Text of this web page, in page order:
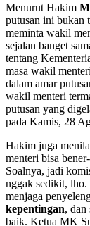
Menurut Hakim
putusan ini bukan
meminta wakil
sejalan banget
tentang
masa wakil
dalam amar
wakil menteri
putusan yang
pada Kamis, 28
Hakim juga
menteri bisa
Soalnya, jadi
nggak sedikit, lho.
menjaga
kepentingan, dan
baik. Ketua MK